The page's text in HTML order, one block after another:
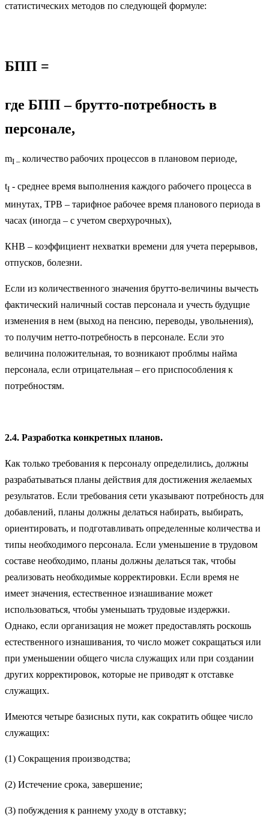
статистических методов по следующей формуле:
БПП =
где БПП – брутто-потребность в
персонале,
mI – количестворабочих процессов в плановом периоде,
tI - среднее время выполнения каждого рабочего процесса в
минутах, ТРВ – тарифное рабочее время планового периода в
часах (иногда – с учетом сверхурочных),
КНВ – коэффициент нехватки времени для учета перерывов,
отпусков, болезни.
Если из количественного значения брутто-величины вычесть
фактический наличный состав персонала и учесть будущие
изменения в нем (выход на пенсию, переводы, увольнения),
то получим нетто-потребность в персонале. Если это
величина положительная, то возникают проблмы найма
персонала, если отрицательная – его приспособления к
потребностям.
2.4. Разработка конкретных планов.
Как только требования к персоналу определились, должны
разрабатываться планы действия для достижения желаемых
результатов. Если требования сети указывают потребность для
добавлений, планы должны делаться набирать, выбирать,
ориентировать, и подготавливать определенные количества и
типы необходимого персонала. Если уменьшение в трудовом
составе необходимо, планы должны делаться так, чтобы
реализовать необходимые корректировки. Если время не
имеет значения, естественное изнашивание может
использоваться, чтобы уменьшать трудовые издержки.
Однако, если организация не может предоставлять роскошь
естественного изнашивания, то число может сокращаться или
при уменьшении общего числа служащих или при создании
других корректировок, которые не приводят к отставке
служащих.
Имеются четыре базисных пути, как сократить общее число
служащих:
(1) Сокращения производства;
(2) Истечение срока, завершение;
(3) побуждения к раннему уходу в отставку;